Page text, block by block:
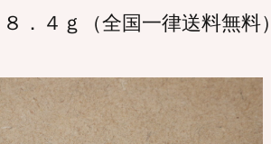
４ｇ（全国一律送料無料）